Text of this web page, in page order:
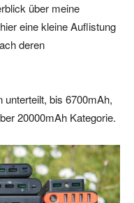
über meine
eine kleine Auflistung
deren
bis 6700mAh,
20000mAh Kategorie.